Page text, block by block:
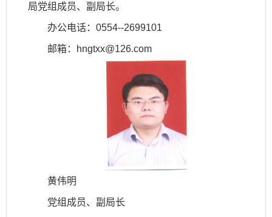
局党组成员、副局长。
办公电话：0554--2699101
邮箱：hngtxx@126.com
黄伟明
党组成员、副局长